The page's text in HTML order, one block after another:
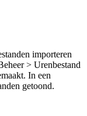
importeren
> Urenbestand
In een
getoond.